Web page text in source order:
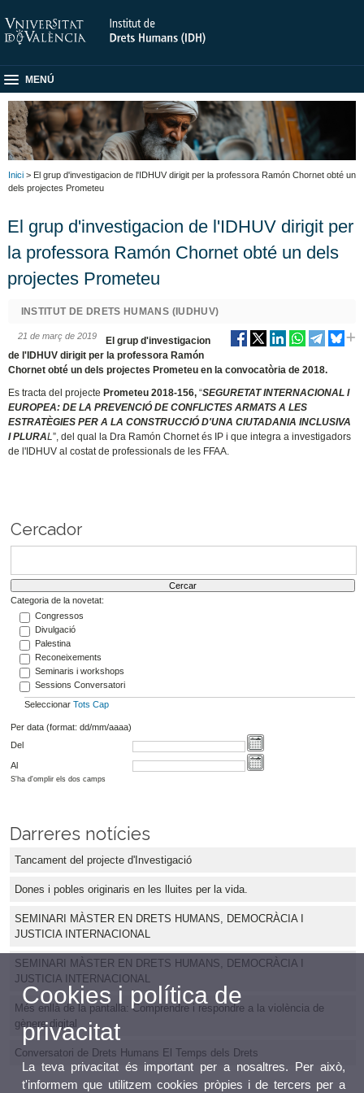
MENÚ
Inici > El grup d'investigacion de l'IDHUV dirigit per la professora Ramón Chornet obté un
dels projectes Prometeu
El grup d'investigacion de l'IDHUV dirigit per
la professora Ramón Chornet obté un dels
projectes Prometeu
INSTITUT DE DRETS HUMANS (IUDHUV)
21 de març de 2019
El grup d'investigacion
de l'IDHUV dirigit per la professora Ramón
Chornet obté un dels projectes Prometeu en la convocatòria de 2018.
Es tracta del projectePrometeu 2018-156,“SEGURETAT INTERNACIONAL I
EUROPEA: DE LA PREVENCIÓ DE CONFLICTES ARMATS A LES
ESTRATÈGIES PER A LA CONSTRUCCIÓ D'UNA CIUTADANIA INCLUSIVA
I PLURAL”, del qual la Dra Ramón Chornet és IP i que integra a investigadors
de l'IDHUV al costat de professionals de les FFAA.
Cercador
Categoria de la novetat:
Congressos
Divulgació
Palestina
Reconeixements
Seminaris i workshops
Sessions Conversatori
Seleccionar Tots Cap
Per data (format: dd/mm/aaaa)
Del
Al
S'ha d'omplir els dos camps
Darreres notícies
Tancament del projecte d'Investigació
Dones i pobles originaris en les lluites per la vida.
SEMINARI MÀSTER EN DRETS HUMANS, DEMOCRÀCIA I
JUSTICIA INTERNACIONAL
SEMINARI MÀSTER EN DRETS HUMANS, DEMOCRÀCIA I
JUSTICIA INTERNACIONAL
Més enllà de la pantalla: Comprendre i respondre a la violència de
gènere digital
Conversatori de Drets Humans El Temps dels Drets
Cookies i política de
privacitat
La teva privacitat és important per a nosaltres. Per això,
t'informem que utilitzem cookies pròpies i de tercers per a